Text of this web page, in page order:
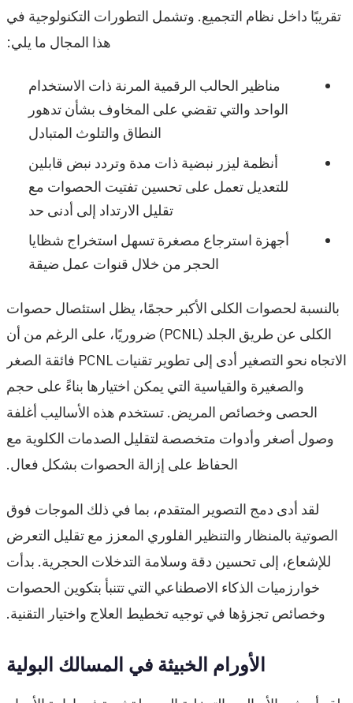
تقريبًا داخل نظام التجميع. وتشمل التطورات التكنولوجية في
هذا المجال ما يلي:
مناظير الحالب الرقمية المرنة ذات الاستخدام
الواحد والتي تقضي على المخاوف بشأن تدهور
النطاق والتلوث المتبادل
أنظمة ليزر نبضية ذات مدة وتردد نبض قابلين
للتعديل تعمل على تحسين تفتيت الحصوات مع
تقليل الارتداد إلى أدنى حد
أجهزة استرجاع مصغرة تسهل استخراج شظايا
الحجر من خلال قنوات عمل ضيقة
بالنسبة لحصوات الكلى الأكبر حجمًا، يظل استئصال حصوات
الكلى عن طريق الجلد (PCNL) ضروريًا، على الرغم من أن
الاتجاه نحو التصغير أدى إلى تطوير تقنيات PCNL فائقة الصغر
والصغيرة والقياسية التي يمكن اختيارها بناءً على حجم
الحصى وخصائص المريض. تستخدم هذه الأساليب أغلفة
وصول أصغر وأدوات متخصصة لتقليل الصدمات الكلوية مع
الحفاظ على إزالة الحصوات بشكل فعال.
لقد أدى دمج التصوير المتقدم، بما في ذلك الموجات فوق
الصوتية بالمنظار والتنظير الفلوري المعزز مع تقليل التعرض
للإشعاع، إلى تحسين دقة وسلامة التدخلات الحجرية. بدأت
خوارزميات الذكاء الاصطناعي التي تتنبأ بتكوين الحصوات
وخصائص تجزؤها في توجيه تخطيط العلاج واختيار التقنية.
الأورام الخبيثة في المسالك البولية